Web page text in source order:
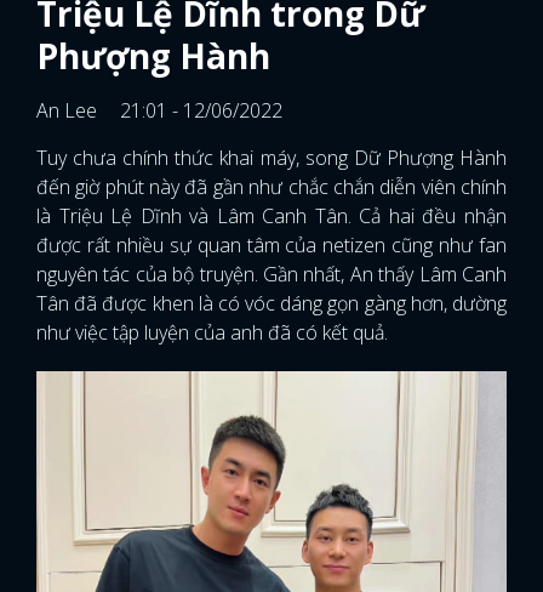
Triệu Lệ Dĩnh trong Dữ
Phượng Hành
An Lee
21:01 - 12/06/2022
Tuy chưa chính thức khai máy, song Dữ Phượng Hành
đến giờ phút này đã gần như chắc chắn diễn viên chính
là Triệu Lệ Dĩnh và Lâm Canh Tân. Cả hai đều nhận
được rất nhiều sự quan tâm của netizen cũng như fan
nguyên tác của bộ truyện. Gần nhất, An thấy Lâm Canh
Tân đã được khen là có vóc dáng gọn gàng hơn, dường
như việc tập luyện của anh đã có kết quả.